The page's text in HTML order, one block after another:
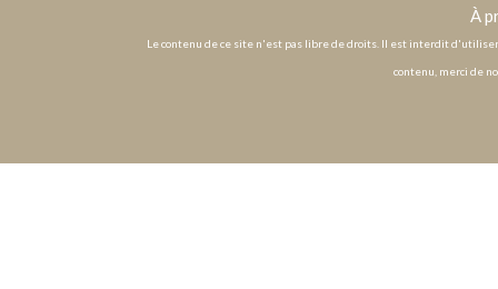
À
Le contenu de ce site n'est pas libre de droits. Il est interdit
contenu, merci de